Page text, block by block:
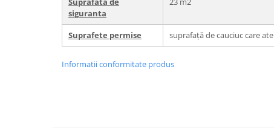
siguranta
Suprafete permise suprafață de cauciuc care
Informatii conformitate produs